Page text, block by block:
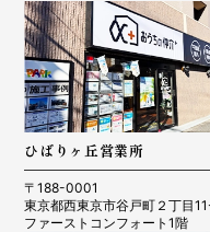
ひばりヶ丘営業所
〒188-0001
東京都西東京市谷戸町２丁目
ファーストコンフォート1階